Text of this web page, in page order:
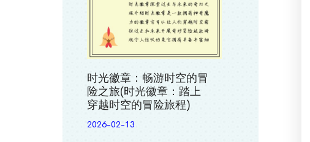
时光徽章：畅游时空的冒
险之旅(时光徽章：踏上
穿越时空的冒险旅程)
2026-02-13